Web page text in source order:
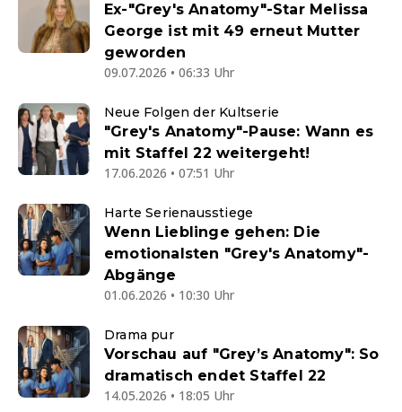
Ex-"Grey's Anatomy"-Star Melissa
George ist mit 49 erneut Mutter
geworden
09.07.2026 • 06:33 Uhr
Neue Folgen der Kultserie
"Grey's Anatomy"-Pause: Wann es
mit Staffel 22 weitergeht!
17.06.2026 • 07:51 Uhr
Harte Serienausstiege
Wenn Lieblinge gehen: Die
emotionalsten "Grey's Anatomy"-
Abgänge
01.06.2026 • 10:30 Uhr
Drama pur
Vorschau auf "Grey’s Anatomy": So
dramatisch endet Staffel 22
14.05.2026 • 18:05 Uhr